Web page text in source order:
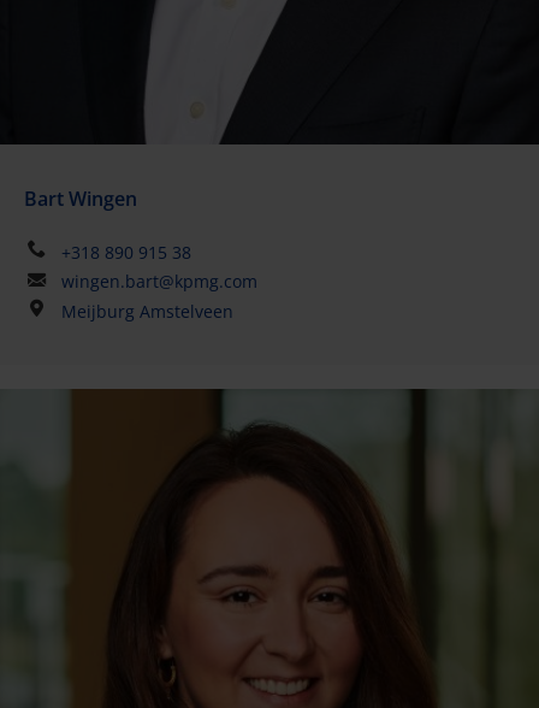
Bart Wingen
+318 890 915 38
wingen.bart@kpmg.com
Meijburg Amstelveen